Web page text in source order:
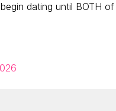
dating until BOTH